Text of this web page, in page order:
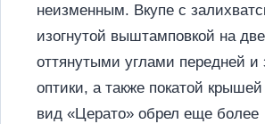
неизменным. Вкупе с
изогнутой выштамповкой на
оттянутыми углами передней и
оптики, а также покатой
вид «Церато» обрел еще более